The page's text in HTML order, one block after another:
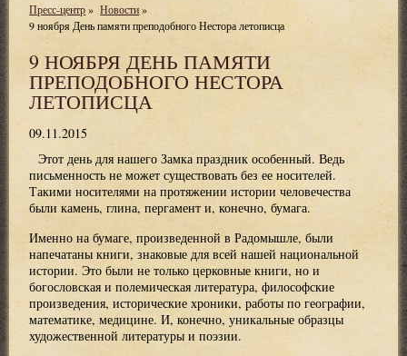
Пресс-центр » Новости »
9 ноября День памяти преподобного Нестора летописца
9 НОЯБРЯ ДЕНЬ ПАМЯТИ
ПРЕПОДОБНОГО НЕСТОРА
ЛЕТОПИСЦА
09.11.2015
Этот день для нашего Замка праздник особенный. Ведь
письменность не может существовать без ее носителей.
Такими носителями на протяжении истории человечества
были камень, глина, пергамент и, конечно, бумага.
Именно на бумаге, произведенной в Радомышле, были
напечатаны книги, знаковые для всей нашей национальной
истории. Это были не только церковные книги, но и
богословская и полемическая литература, философские
произведения, исторические хроники, работы по географии,
математике, медицине. И, конечно, уникальные образцы
художественной литературы и поэзии.